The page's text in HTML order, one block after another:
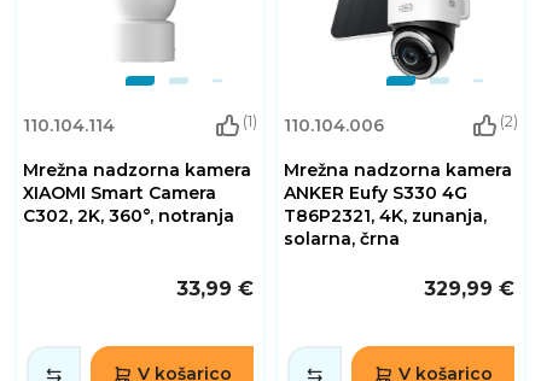
110.104.114 (1)
Mrežna nadzorna kamera
XIAOMI Smart Camera
C302, 2K, 360°, notranja
33,99 €
V košarico
110.104.006 (2)
Mrežna nadzorna kamera
ANKER Eufy S330 4G
T86P2321, 4K, zunanja,
solarna, črna
329,99 €
V košarico